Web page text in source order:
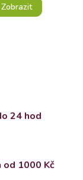
Zobrazit
24 hod
od 1000 Kč